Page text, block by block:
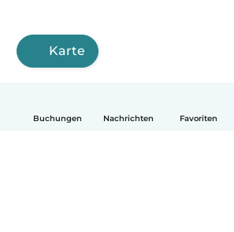
Buchungen Nachrichten Favoriten
Karte